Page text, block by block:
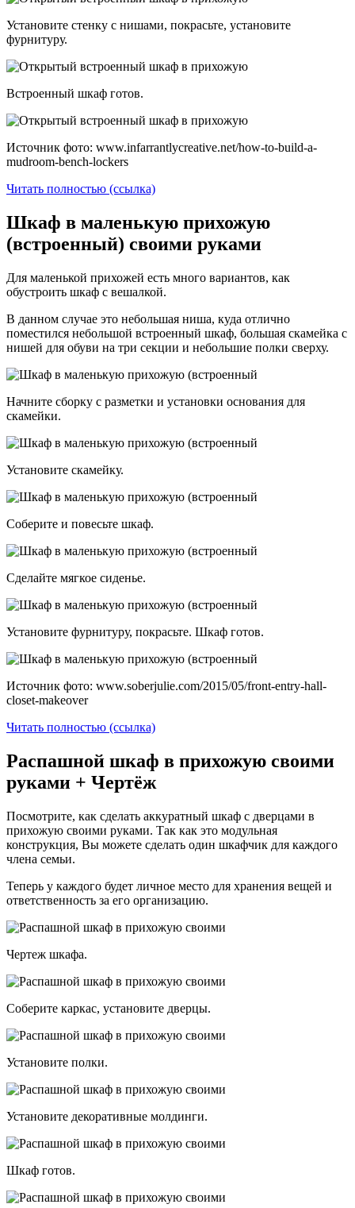
Установите стенку с нишами, покрасьте, установите
фурнитуру.
Встроенный шкаф готов.
Источник фото: www.infarrantlycreative.net/how-to-build-a-
mudroom-bench-lockers
Читать полностью (ссылка)
Шкаф в маленькую прихожую
(встроенный) своими руками
Для маленькой прихожей есть много вариантов, как
обустроить шкаф с вешалкой.
В данном случае это небольшая ниша, куда отлично
поместился небольшой встроенный шкаф, большая скамейка с
нишей для обуви на три секции и небольшие полки сверху.
Начните сборку с разметки и установки основания для
скамейки.
Установите скамейку.
Соберите и повесьте шкаф.
Сделайте мягкое сиденье.
Установите фурнитуру, покрасьте. Шкаф готов.
Источник фото: www.soberjulie.com/2015/05/front-entry-hall-
closet-makeover
Читать полностью (ссылка)
Распашной шкаф в прихожую своими
руками + Чертёж
Посмотрите, как сделать аккуратный шкаф с дверцами в
прихожую своими руками. Так как это модульная
конструкция, Вы можете сделать один шкафчик для каждого
члена семьи.
Теперь у каждого будет личное место для хранения вещей и
ответственность за его организацию.
Чертеж шкафа.
Соберите каркас, установите дверцы.
Установите полки.
Установите декоративные молдинги.
Шкаф готов.